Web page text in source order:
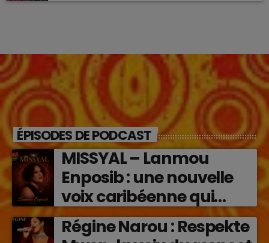
ÉPISODES DE PODCAST
MISSYAL – Lanmou
Enposib : une nouvelle
voix caribéenne qui
transforme les émotions
en musique (2026)
Régine Narou : Respekte